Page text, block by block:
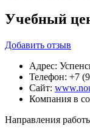
Учебный
Добавить отзыв
Адрес:
Телефон: +7
Сайт:
Компания в
Направления